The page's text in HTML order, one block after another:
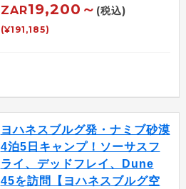
ZAR19,200～ (税込)
(¥191,185)
ヨハネスブルグ発・ナミブ砂漠
4泊5日キャンプ！ソーサスフ
ライ、デッドフレイ、Dune
45を訪問【ヨハネスブルグ空